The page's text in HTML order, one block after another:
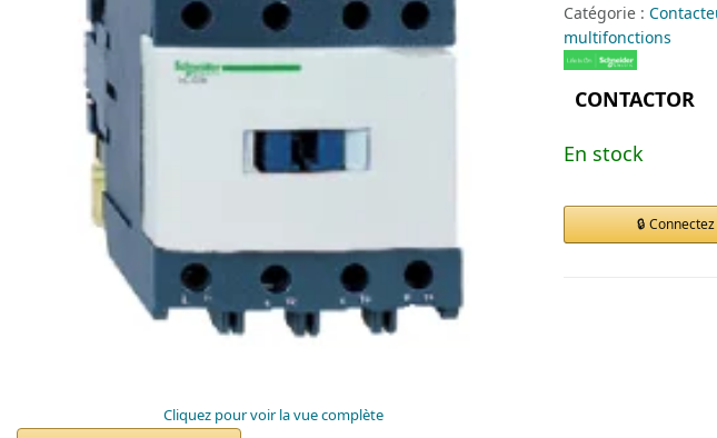
Cliquez pour voir la vue complète
Catégorie :
multifonctions
CONTACTOR
En stock